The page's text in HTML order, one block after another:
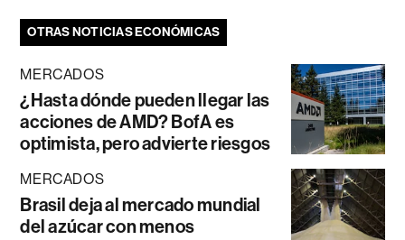
OTRAS NOTICIAS ECONÓMICAS
MERCADOS
¿Hasta dónde pueden llegar las
acciones de AMD? BofA es
optimista, pero advierte riesgos
MERCADOS
Brasil deja al mercado mundial
del azúcar con menos